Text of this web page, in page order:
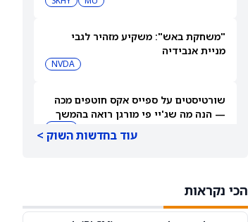
"משחקת באש": משקיע מזהיר לגבי
מניית אנבידיה
NVDA
שורטיסטים על ספייס אקס חוטפים מכה
— הנה מה שג'יי פי מורגן רואה בהמשך
הבא… אבל המותג Cursor עלול להיעלם
עוד בחדשות השוק >
הכי נקראות